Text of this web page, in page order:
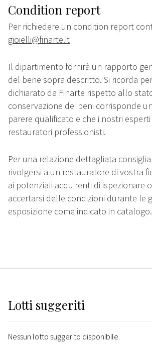
Condition report
Per richiedere un condition report
gioielli@finarte.it
Il dipartimento fornirà un rapporto
del bene sopra descritto. Si ricorda
dichiarato da Finarte rispetto allo
conservazione dei beni corrisponde
parere qualificato e che i nostri
restauratori professionisti.
Per una relazione dettagliata
rivolgersi a un restauratore di vostra
ai potenziali acquirenti di ispezionare
accertarsi delle condizioni durante le
esposizione come indicato in catalogo.
Lotti suggeriti
Nessun lotto suggerito disponibile.